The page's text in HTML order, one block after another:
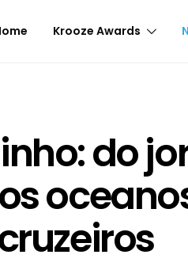
Krooze Awards
do